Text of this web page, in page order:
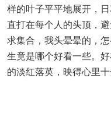
样的叶子平平地展开，
直打在每个人的头顶，
求集合，我头晕晕的，
生竟是哪个好看一些。
的淡红落英，映得心里十